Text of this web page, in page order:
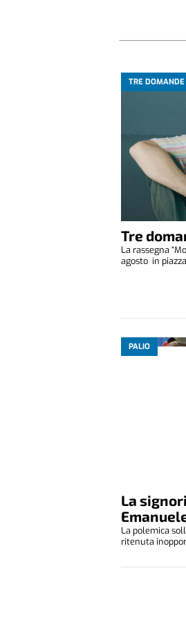
TRE
Tre
La rassegna
agosto in
PALIO
La
La polemica
ritenuta